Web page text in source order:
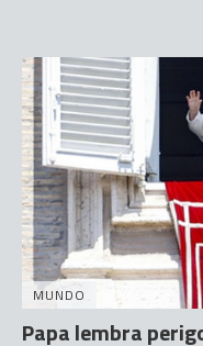
MUNDO
Papa lembra